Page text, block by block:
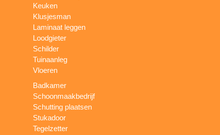
Keuken
Klusjesman
Laminaat leggen
Loodgieter
Schilder
Tuinaanleg
Vloeren
Badkamer
Schoonmaakbedrijf
Schutting plaatsen
Stukadoor
Tegelzetter